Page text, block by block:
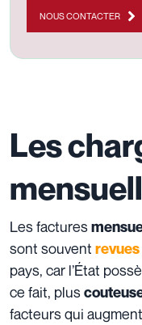
NOUS CONTACTER
Les
Les factures
sont souvent revues
pays, car l’État
ce fait, plus
facteurs qui